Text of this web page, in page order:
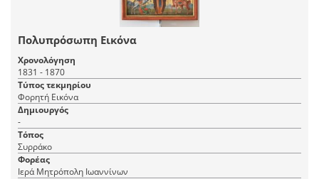
Πολυπρόσωπη Εικόνα
Χρονολόγηση
1831 - 1870
Τύπος τεκμηρίου
Φορητή Εικόνα
Δημιουργός
-
Τόπος
Συρράκο
Φορέας
Ιερά Μητρόπολη Ιωαννίνων